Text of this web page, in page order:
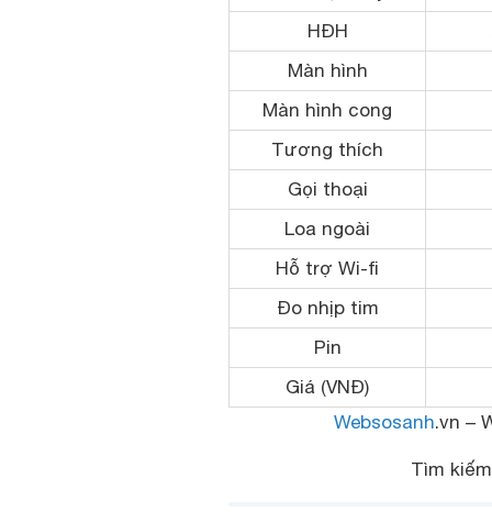
HĐH
Màn hình
Màn hình cong
Tương thích
Gọi thoại
Loa ngoài
Hỗ trợ Wi-fi
Đo nhịp tim
Pin
Giá (VNĐ)
Websosanh.vn –
Tìm